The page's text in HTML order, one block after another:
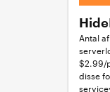
Antal
$2.99/
disse